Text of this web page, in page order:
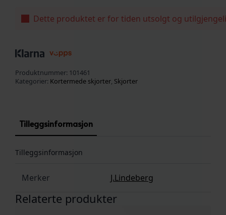
Dette produktet er for tiden utsolgt og
Produktnummer: 101461
Kategorier: Kortermede skjorter, Skjorter
Tilleggsinformasjon
Tilleggsinformasjon
Merker J.Lindeberg
Relaterte produkter